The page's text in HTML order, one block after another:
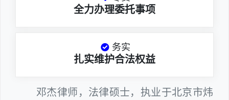
全力办理委托事项
务实
扎实维护合法权益
邓杰律师，法律硕士，执业于北京市炜